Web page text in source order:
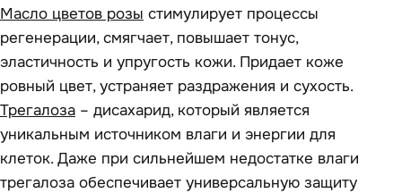
Масло цветов розы стимулирует процессы
регенерации, смягчает, повышает тонус,
эластичность и упругость кожи. Придает коже
ровный цвет, устраняет раздражения и сухость.
Трегалоза – дисахарид, который является
уникальным источником влаги и энергии для
клеток. Даже при сильнейшем недостатке влаги
трегалоза обеспечивает универсальную защиту